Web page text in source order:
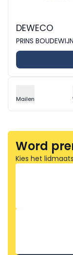
DEWECO
PRINS
Mailen
Word
Kies het